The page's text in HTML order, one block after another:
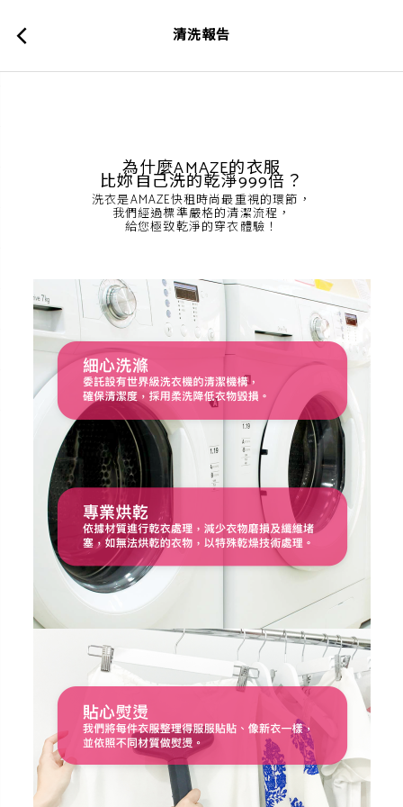
清洗報告
為什麼AMAZE的衣服
比妳自己洗的乾淨999倍？
洗衣是AMAZE快租時尚最重視的環節，
我們經過標準嚴格的清潔流程，
給您極致乾淨的穿衣體驗！